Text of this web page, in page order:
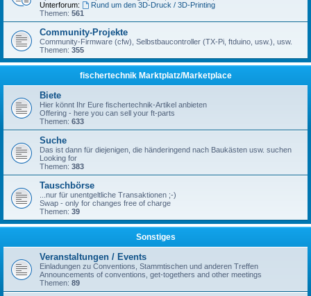
Unterforum:
Rund um den 3D-Druck / 3D-Printing
Themen: 561
Community-Projekte
Community-Firmware (cfw), Selbstbaucontroller (TX-Pi, ftduino, usw.), usw.
Themen: 355
fischertechnik Marktplatz/Marketplace
Biete
Hier könnt Ihr Eure fischertechnik-Artikel anbieten
Offering - here you can sell your ft-parts
Themen: 633
Suche
Das ist dann für diejenigen, die händeringend nach Baukästen usw. suchen
Looking for
Themen: 383
Tauschbörse
...nur für unentgeltliche Transaktionen ;-)
Swap - only for changes free of charge
Themen: 39
Sonstiges
Veranstaltungen / Events
Einladungen zu Conventions, Stammtischen und anderen Treffen
Announcements of conventions, get-togethers and other meetings
Themen: 89